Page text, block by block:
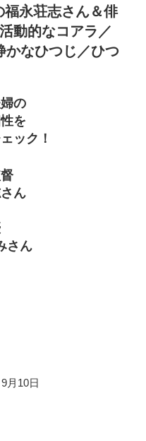
福永荘志さん＆俳
動的なコアラ／
かなひつじ／ひつ
の
を
ック！
ん
さん
月10日